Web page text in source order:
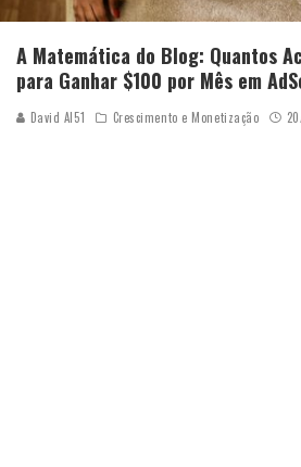
A Matemática do Blog: Quantos
para Ganhar $100 por Mês em
David AI51 Crescimento e Monetização